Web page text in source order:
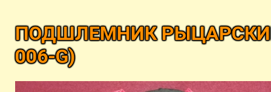
ПОДШЛЕМНИК
006-G)